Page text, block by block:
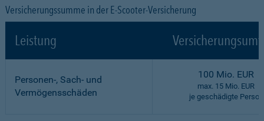
Versicherungssumme in der E-Scooter-Versicherung
Leistung
Personen-, Sach- und
Vermögensschäden
100 Mio. EUR
max. 15 Mio. EUR
je geschädigte Person